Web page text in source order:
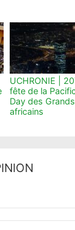
UCHRONIE |
fête de la
Day des
africains